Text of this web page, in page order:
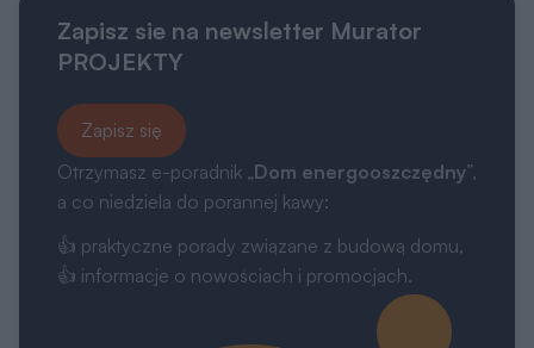
Zapisz sie na newsletter Murator
PROJEKTY
Zapisz się
Otrzymasz e-poradnik „Dom energooszczędny”,
a co niedziela do porannej kawy:
👍 praktyczne porady związane z budową domu,
👍 informacje o nowościach i promocjach.